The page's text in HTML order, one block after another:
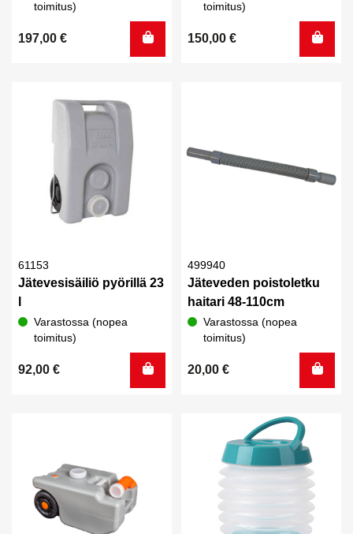
toimitus)
197,00 €
toimitus)
150,00 €
61153
Jätevesisäiliö pyörillä 23
Varastossa (nopea
toimitus)
92,00 €
499940
Jäteveden poistoletku
haitari 48-110cm
Varastossa (nopea
toimitus)
20,00 €